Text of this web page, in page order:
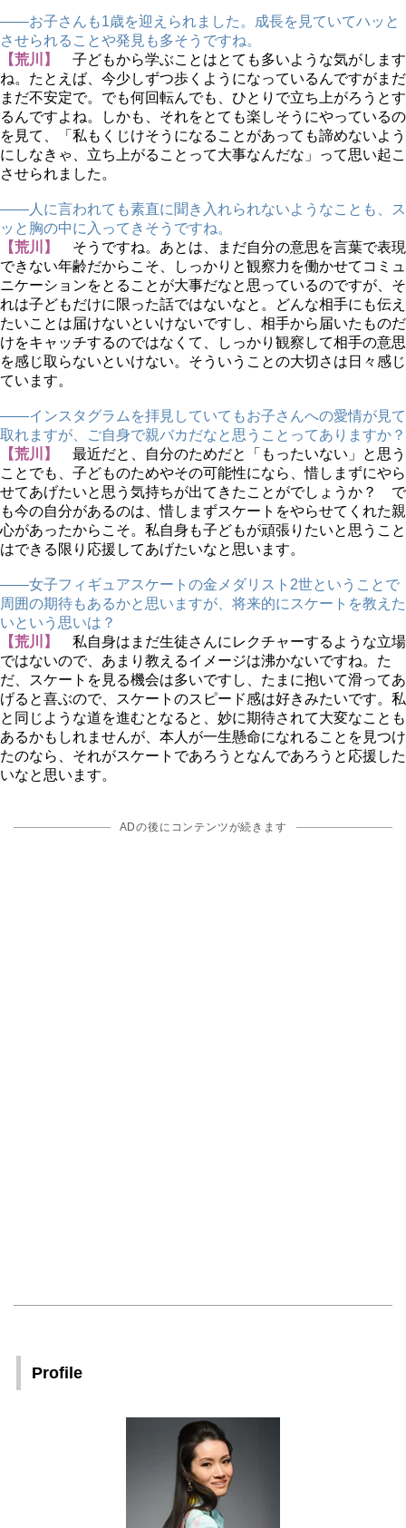
――お子さんも1歳を迎えられました。成長を見ていてハッと
させられることや発見も多そうですね。
【荒川】
子どもから学ぶことはとても多いような気がします
ね。たとえば、今少しずつ歩くようになっているんですがまだ
まだ不安定で。でも何回転んでも、ひとりで立ち上がろうとす
るんですよね。しかも、それをとても楽しそうにやっているの
を見て、「私もくじけそうになることがあっても諦めないよう
にしなきゃ、立ち上がることって大事なんだな」って思い起こ
させられました。
――人に言われても素直に聞き入れられないようなことも、ス
ッと胸の中に入ってきそうですね。
【荒川】
そうですね。あとは、まだ自分の意思を言葉で表現
できない年齢だからこそ、しっかりと観察力を働かせてコミュ
ニケーションをとることが大事だなと思っているのですが、そ
れは子どもだけに限った話ではないなと。どんな相手にも伝え
たいことは届けないといけないですし、相手から届いたものだ
けをキャッチするのではなくて、しっかり観察して相手の意思
を感じ取らないといけない。そういうことの大切さは日々感じ
ています。
――インスタグラムを拝見していてもお子さんへの愛情が見て
取れますが、ご自身で親バカだなと思うことってありますか？
【荒川】
最近だと、自分のためだと「もったいない」と思う
ことでも、子どものためやその可能性になら、惜しまずにやら
せてあげたいと思う気持ちが出てきたことがでしょうか？ で
も今の自分があるのは、惜しまずスケートをやらせてくれた親
心があったからこそ。私自身も子どもが頑張りたいと思うこと
はできる限り応援してあげたいなと思います。
――女子フィギュアスケートの金メダリスト2世ということで
周囲の期待もあるかと思いますが、将来的にスケートを教えた
いという思いは？
【荒川】
私自身はまだ生徒さんにレクチャーするような立場
ではないので、あまり教えるイメージは沸かないですね。た
だ、スケートを見る機会は多いですし、たまに抱いて滑ってあ
げると喜ぶので、スケートのスピード感は好きみたいです。私
と同じような道を進むとなると、妙に期待されて大変なことも
あるかもしれませんが、本人が一生懸命になれることを見つけ
たのなら、それがスケートであろうとなんであろうと応援した
いなと思います。
ADの後にコンテンツが続きます
Profile